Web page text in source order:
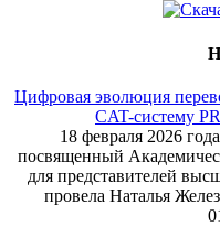
Цифровая эволюция
CAT-систему
18 февраля 2026
посвященный
для представителей
провела Наталья